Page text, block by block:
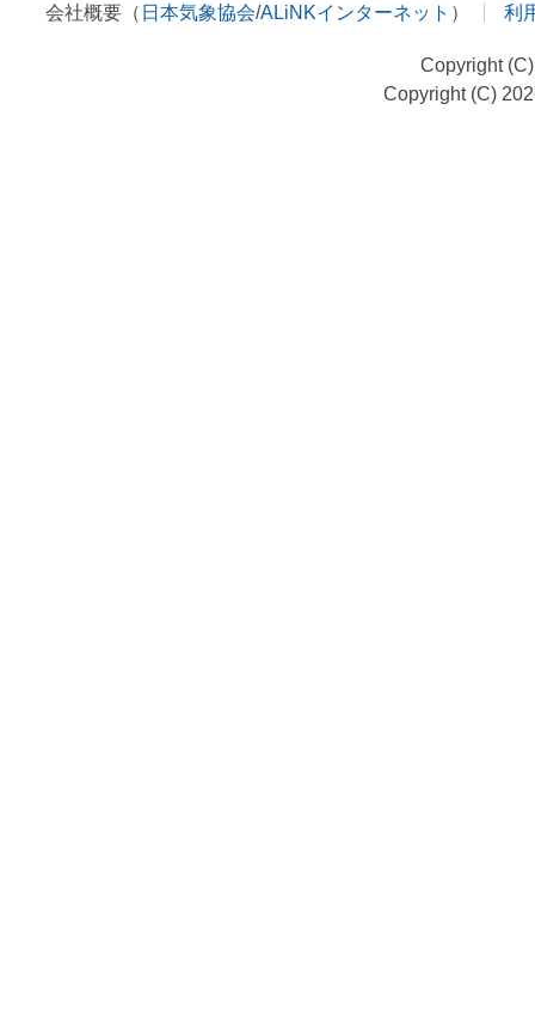
会社概要（ 日本気象協会/ALiNKインターネット ） 利
Copyright
Copyright (C)